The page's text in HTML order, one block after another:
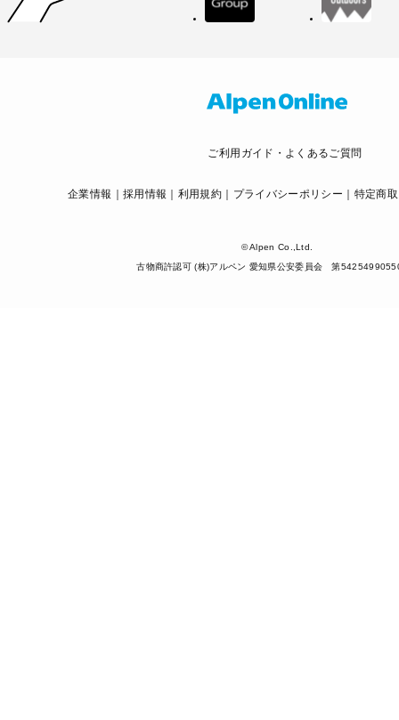
ご利用ガイド・よくあるご質問
企業情報 採用情報 利用規約 プライバシーポリシー 特定商
© Alpen Co.,Ltd.
古物商許認可 (株)アルペン 愛知県公安委員会 第